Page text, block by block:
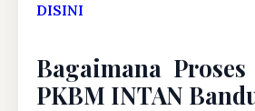
DISINI
Bagaimana
PKBM INTAN